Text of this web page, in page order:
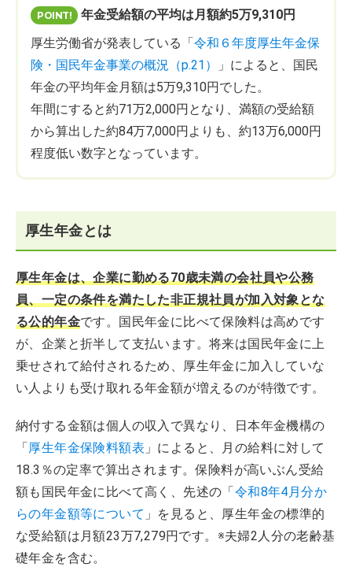
年金受給額の平均は月額約5万9,310円
厚生労働省が発表している「 令和６年度厚生年金保
険・国民年金事業の概況（p.21）
」によると、国民
年金の平均年金月額は5万9,310円でした。
年間にすると約71万2,000円となり、満額の受給額
から算出した約84万7,000円よりも、約13万6,000円
程度低い数字となっています。
厚生年金とは
厚生年金は、企業に勤める70歳未満の会社員や公務
員、一定の条件を満たした非正規社員が加入対象とな
る公的年金です。国民年金に比べて保険料は高めです
が、企業と折半して支払います。将来は国民年金に上
乗せされて給付されるため、厚生年金に加入していな
い人よりも受け取れる年金額が増えるのが特徴です。
納付する金額は個人の収入で異なり、日本年金機構の
「 厚生年金保険料額表 」によると、月の給料に対して
18.3％の定率で算出されます。保険料が高いぶん受給
額も国民年金に比べて高く、先述の「 令和8年4月分か
らの年金額等について 」を見ると、厚生年金の標準的
な受給額は月額23万7,279円です。※夫婦2人分の老齢基
礎年金を含む。